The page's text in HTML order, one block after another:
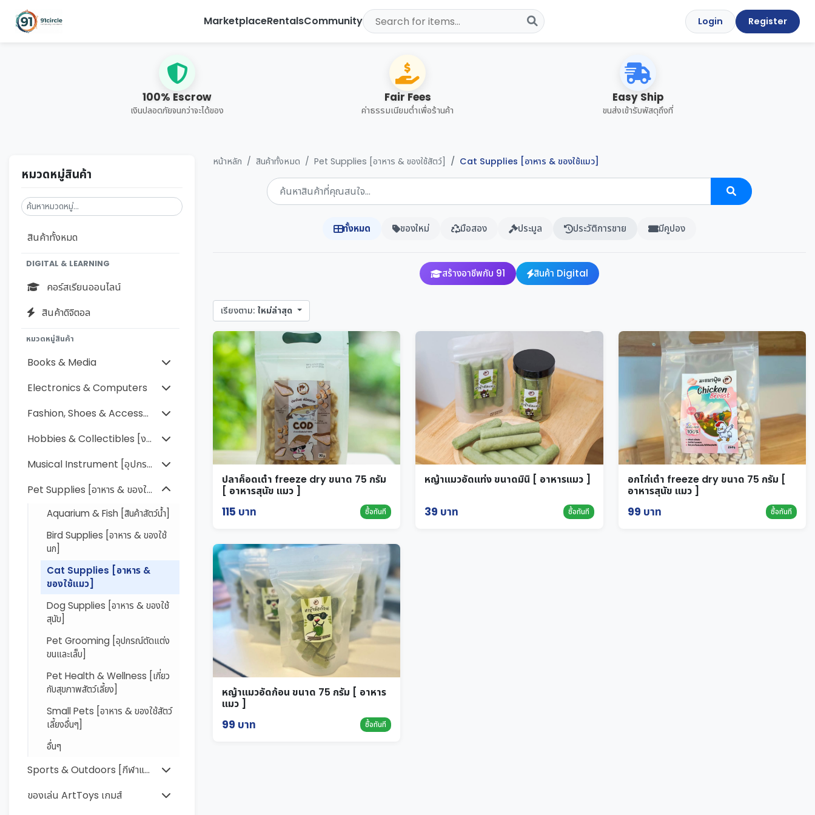
MarketplaceRentalsCommunity Login Register
100% Escrow
เงินปลอดภัยจนกว่าจะได้ของ
Fair Fees
ค่าธรรมเนียมต่ำเพื่อร้านค้า
Easy Ship
ขนส่งเข้ารับพัสดุถึงที่
หมวดหมู่สินค้า
สินค้าทั้งหมด
DIGITAL & LEARNING
คอร์สเรียนออนไลน์
สินค้าดิจิตอล
หมวดหมู่สินค้า
Books & Media
Electronics & Computers
Fashion, Shoes & Accessories [แฟชั่นเสื้อผ้า รองเท้า เครื่อง
Hobbies & Collectibles [งานอดิเรกและของสะสม]
Musical Instrument [อุปกรณ์ดนตรี]
Pet Supplies [อาหาร & ของใช้สัตว์]
Aquarium & Fish [สินค้าสัตว์น้ำ]
Bird Supplies [อาหาร & ของใช้
นก]
Cat Supplies [อาหาร &
ของใช้แมว]
Dog Supplies [อาหาร & ของใช้
สุนัข]
Pet Grooming [อุปกรณ์ตัดแต่ง
ขนและเล็บ]
Pet Health & Wellness [เกี่ยว
กับสุขภาพสัตว์เลี้ยง]
Small Pets [อาหาร & ของใช้สัตว์
เลี้ยงอื่นๆ]
อื่นๆ
Sports & Outdoors [กีฬาและกิจกรรมกลางแจ้ง]
ของเล่น ArtToys เกมส์
หน้าหลัก สินค้าทั้งหมด Pet Supplies [อาหาร & ของใช้สัตว์] Cat Supplies [อาหาร & ของใช้แมว]
ทั้งหมด ของใหม่ มือสอง ประมูล ประวัติการขาย มีคูปอง
สร้างอาชีพกับ 91 สินค้า Digital
เรียงตาม: ใหม่ล่าสุด
ปลาค็อดเต๋า freeze dry ขนาด 75 กรัม
[ อาหารสุนัข แมว ]
115 บาท ซื้อทันที
หญ้าแมวอัดแท่ง ขนาดมินิ [ อาหารแมว ]
39 บาท ซื้อทันที
อกไก่เต๋า freeze dry ขนาด 75 กรัม [
อาหารสุนัข แมว ]
99 บาท ซื้อทันที
หญ้าแมวอัดก้อน ขนาด 75 กรัม [ อาหาร
แมว ]
99 บาท ซื้อทันที